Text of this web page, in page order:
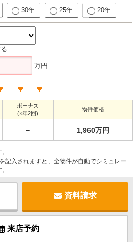
30年 25年 20年
万円
ボーナス
(×年2回)
物件価格
－ 1,960万円
記入されますと、全物件が自動でシミュレー
資料請求
来店予約